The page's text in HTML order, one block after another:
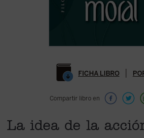
FICHA LIBRO
Compartir libro en
La idea de la